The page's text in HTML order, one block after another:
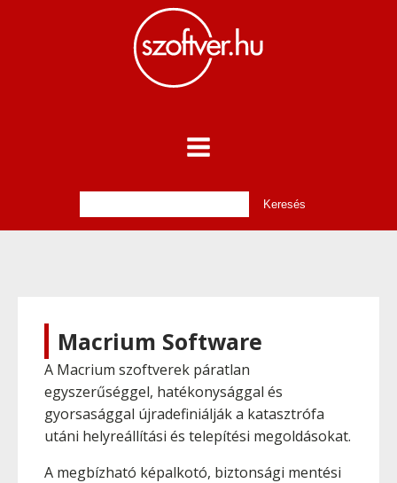
Macrium Software
A Macrium szoftverek páratlan
egyszerűséggel, hatékonysággal és
gyorsasággal újradefiniálják a katasztrófa
utáni helyreállítási és telepítési megoldásokat.
A megbízható képalkotó, biztonsági mentési